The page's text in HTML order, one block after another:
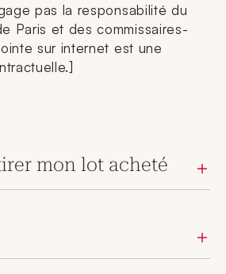
pas la responsabilité du
Paris et des commissaires-
sur internet est une
mon lot acheté